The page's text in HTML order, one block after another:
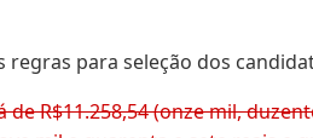
para seleção dos
R$11.258,54 (onze mil,